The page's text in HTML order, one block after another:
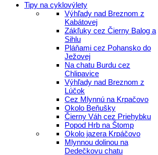
Tipy na cyklovýlety
Výhľady nad Breznom z
Kabátovej
Zákľuky cez Čierny Balog a
Sihlu
Pláňami cez Pohansko do
Ježovej
Na chatu Burdu cez
Chlipavice
Výhľady nad Breznom z
Lúčok
Cez Mlynnú na Krpačovo
Okolo Beňušky
Čierny Váh cez Priehybku
Popod Hrb na Štomp
Okolo jazera Krpáčovo
Mlynnou dolinou na
Dedečkovu chatu